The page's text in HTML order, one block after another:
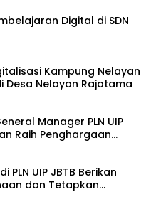
Digital di SDN
Kampung Nelayan
Nelayan Rajatama
Manager PLN UIP
Raih Penghargaan
PLN UIP JBTB Berikan
dan Tetapkan